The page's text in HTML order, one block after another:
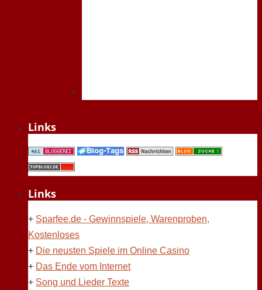
Links
Links
+ Sparfee.de - Gewinnspiele, Warenproben,
Kostenloses
+ Die neusten Spiele im Online Casino
+ Das Ende vom Internet
+ Song und Lieder Texte